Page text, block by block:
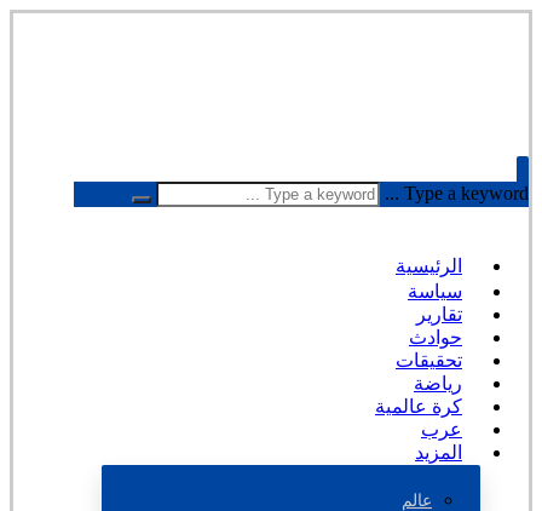
Type a keyword ...
الرئيسية
سياسة
تقارير
حوادث
تحقيقات
رياضة
كرة عالمية
عرب
المزيد
عالم